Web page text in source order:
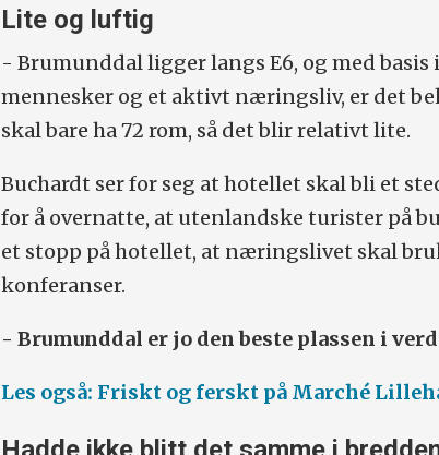
Lite og luftig
- Brumunddal ligger langs E6, og med basis
mennesker og et aktivt næringsliv, er det
skal bare ha 72 rom, så det blir relativt lite.
Buchardt ser for seg at hotellet skal bli et
for å overnatte, at utenlandske turister på
et stopp på hotellet, at næringslivet skal
konferanser.
- Brumunddal er jo den beste plassen i
Les også: Friskt og ferskt på Marché